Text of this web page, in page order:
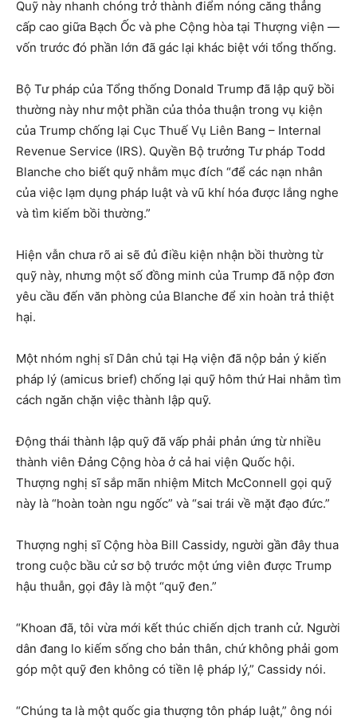
Quỹ này nhanh chóng trở thành điểm nóng căng thẳng
cấp cao giữa Bạch Ốc và phe Cộng hòa tại Thượng viện —
vốn trước đó phần lớn đã gác lại khác biệt với tổng thống.
Bộ Tư pháp của Tổng thống Donald Trump đã lập quỹ bồi
thường này như một phần của thỏa thuận trong vụ kiện
của Trump chống lại Cục Thuế Vụ Liên Bang – Internal
Revenue Service (IRS). Quyền Bộ trưởng Tư pháp Todd
Blanche cho biết quỹ nhằm mục đích “để các nạn nhân
của việc lạm dụng pháp luật và vũ khí hóa được lắng nghe
và tìm kiếm bồi thường.”
Hiện vẫn chưa rõ ai sẽ đủ điều kiện nhận bồi thường từ
quỹ này, nhưng một số đồng minh của Trump đã nộp đơn
yêu cầu đến văn phòng của Blanche để xin hoàn trả thiệt
hại.
Một nhóm nghị sĩ Dân chủ tại Hạ viện đã nộp bản ý kiến
pháp lý (amicus brief) chống lại quỹ hôm thứ Hai nhằm tìm
cách ngăn chặn việc thành lập quỹ.
Động thái thành lập quỹ đã vấp phải phản ứng từ nhiều
thành viên Đảng Cộng hòa ở cả hai viện Quốc hội.
Thượng nghị sĩ sắp mãn nhiệm Mitch McConnell gọi quỹ
này là “hoàn toàn ngu ngốc” và “sai trái về mặt đạo đức.”
Thượng nghị sĩ Cộng hòa Bill Cassidy, người gần đây thua
trong cuộc bầu cử sơ bộ trước một ứng viên được Trump
hậu thuẫn, gọi đây là một “quỹ đen.”
“Khoan đã, tôi vừa mới kết thúc chiến dịch tranh cử. Người
dân đang lo kiếm sống cho bản thân, chứ không phải gom
góp một quỹ đen không có tiền lệ pháp lý,” Cassidy nói.
“Chúng ta là một quốc gia thượng tôn pháp luật,” ông nói